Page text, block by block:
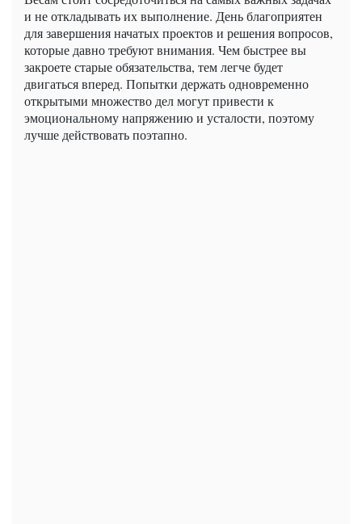
и не откладывать их выполнение. День благоприятен
для завершения начатых проектов и решения вопросов,
которые давно требуют внимания. Чем быстрее вы
закроете старые обязательства, тем легче будет
двигаться вперед. Попытки держать одновременно
открытыми множество дел могут привести к
эмоциональному напряжению и усталости, поэтому
лучше действовать поэтапно.